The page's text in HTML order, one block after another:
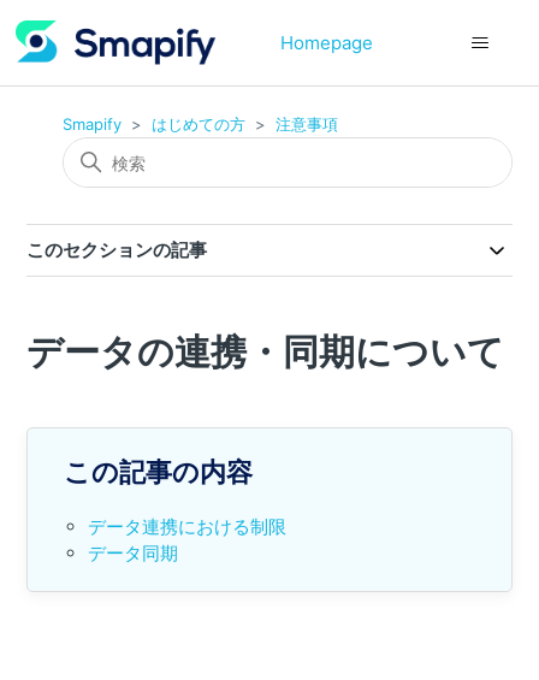
Homepage
Smapify はじめての方 注意事項
このセクションの記事
データの連携・同期について
この記事の内容
データ連携における制限
データ同期